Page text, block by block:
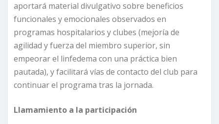
aportará material divulgativo sobre beneficios
funcionales y emocionales observados en
programas hospitalarios y clubes (mejoría de
agilidad y fuerza del miembro superior, sin
empeorar el linfedema con una práctica bien
pautada), y facilitará vías de contacto del club para
continuar el programa tras la jornada.
Llamamiento a la participación